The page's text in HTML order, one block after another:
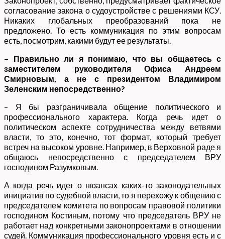
согласование закона о судоустройстве с решениями КСУ.
Никаких глобальных преобразований пока не
предложено. То есть коммуникация по этим вопросам
есть, посмотрим, какими будут ее результаты.
– Правильно ли я понимаю, что вы общаетесь с
заместителем руководителя Офиса Андреем
Смирновым, а не с президентом Владимиром
Зеленским непосредственно?
– Я бы разграничивала общение политического и
профессионального характера. Когда речь идет о
политическом аспекте сотрудничества между ветвями
власти, то это, конечно, тот формат, который требует
встреч на высоком уровне. Например, в Верховной раде я
общаюсь непосредственно с председателем ВРУ
господином Разумковым.
А когда речь идет о нюансах каких-то законодательных
инициатив по судебной власти, то я перехожу к общению с
председателем комитета по вопросам правовой политики
господином Костиным, потому что председатель ВРУ не
работает над конкретными законопроектами в отношении
судей. Коммуникация профессионального уровня есть и с